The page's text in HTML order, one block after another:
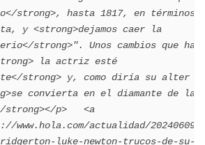
strong>, hasta 1817, en términos
y <strong>dejamos caer la
strong>". Unos cambios que han
la actriz esté
strong> y, como diría su alter
convierta en el diamante de la
strong></p>   ​<a
www.hola.com/actualidad/202406092
luke-newton-trucos-de-su-